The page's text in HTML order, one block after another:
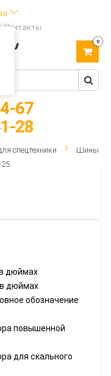
Контакты
0
67
28
спецтехники
Шины
25
дюймах
дюймах
обозначение
повышенной
для скального